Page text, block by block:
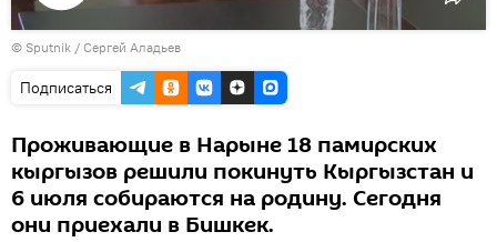
Воспроизвести
видео
© Sputnik / Сергей Аладьев
Подписаться
Проживающие в Нарыне 18 памирских
кыргызов решили покинуть Кыргызстан и
6 июля собираются на родину. Сегодня
они приехали в Бишкек.